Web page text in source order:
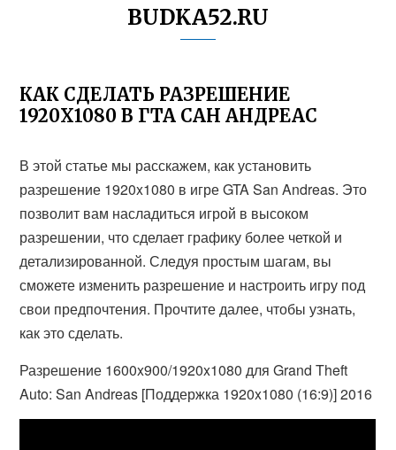
BUDKA52.RU
КАК СДЕЛАТЬ РАЗРЕШЕНИЕ
1920X1080 В ГТА САН АНДРЕАС
В этой статье мы расскажем, как установить
разрешение 1920x1080 в игре GTA San Andreas. Это
позволит вам насладиться игрой в высоком
разрешении, что сделает графику более четкой и
детализированной. Следуя простым шагам, вы
сможете изменить разрешение и настроить игру под
свои предпочтения. Прочтите далее, чтобы узнать,
как это сделать.
Разрешение 1600x900/1920x1080 для Grand Theft
Auto: San Andreas [Поддержка 1920x1080 (16:9)] 2016